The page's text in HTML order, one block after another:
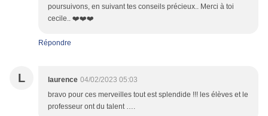
poursuivons, en suivant tes conseils précieux.. Merci à toi
cecile.. ❤️❤️❤️
Répondre
L laurence 04/02/2023 05:03
bravo pour ces merveilles tout est splendide !!! les élèves et le
professeur ont du talent ….